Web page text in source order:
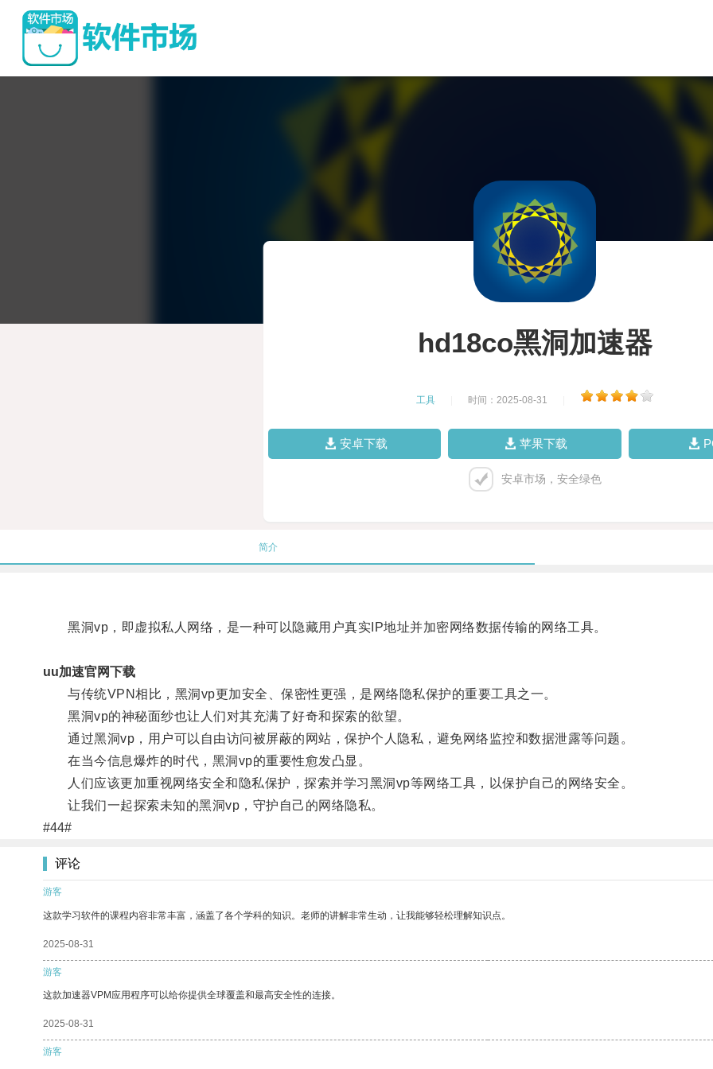
hd18co黑洞加速器
工具 时间：2025-08-31
安卓下载 苹果下载
安卓市场，安全绿色
简介
黑洞vp，即虚拟私人网络，是一种可以隐藏用户真实IP地址并加密网络数据传输的网络工具。
uu加速官网下载
与传统VPN相比，黑洞vp更加安全、保密性更强，是网络隐私保护的重要工具之一。
黑洞vp的神秘面纱也让人们对其充满了好奇和探索的欲望。
通过黑洞vp，用户可以自由访问被屏蔽的网站，保护个人隐私，避免网络监控和数据泄露等问题。
在当今信息爆炸的时代，黑洞vp的重要性愈发凸显。
人们应该更加重视网络安全和隐私保护，探索并学习黑洞vp等网络工具，以保护自己的网络安全。
让我们一起探索未知的黑洞vp，守护自己的网络隐私。
#44#
评论
游客
这款学习软件的课程内容非常丰富，涵盖了各个学科的知识。老师的讲解非常生动，让我能够轻松理解知识点。
2025-08-31
游客
这款加速器VPM应用程序可以给你提供全球覆盖和最高安全性的连接。
2025-08-31
游客